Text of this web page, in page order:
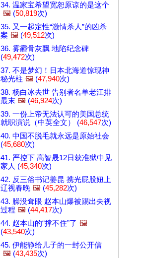
34. 温家宝希望宽恕原谅的是这个
🖼️ (50,819次)
35. 又一起定性“激情杀人”的凶杀
案 🖼️ (49,512次)
36. 雾霾骨灰飘 地陷纪念碑
(49,472次)
37. 不是梦幻！日本北海道惊现神
秘光柱 🖼️ (47,940次)
38. 杨白冰去世 告别者名单老江排
最末 🖼️ (46,924次)
39. 一份上帝无法认可的美国总统
就职演说（中英全文） (46,547次)
40. 中国不脱毛就永远是原始社会
(45,680次)
41. 严控下 高智晟12日获准狱中见
家人 (45,340次)
42. 反三俗书记姜昆 携光屁股妞上
辽视春晚 🖼️ (45,282次)
43. 臊没耷眼 赵本山爆被踢出央视
过程 🖼️ (44,417次)
44. 赵本山的“撑不住”了 🖼️
(43,540次)
45. 伊能静给儿子的一封公开信
🖼️ (43,435次)